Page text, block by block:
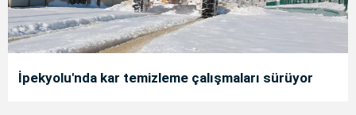
İpekyolu'nda kar temizleme çalışmaları sürüyor